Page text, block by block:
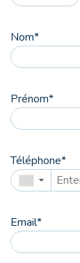
Nom*
Prénom*
Téléphone*
▼
Email*